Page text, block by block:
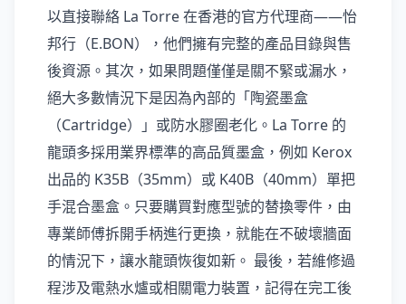
以直接聯絡 La Torre 在香港的官方代理商——怡
邦行（E.BON），他們擁有完整的產品目錄與售
後資源。其次，如果問題僅僅是關不緊或漏水，
絕大多數情況下是因為內部的「陶瓷墨盒
（Cartridge）」或防水膠圈老化。La Torre 的
龍頭多採用業界標準的高品質墨盒，例如 Kerox
出品的 K35B（35mm）或 K40B（40mm）單把
手混合墨盒。只要購買對應型號的替換零件，由
專業師傅拆開手柄進行更換，就能在不破壞牆面
的情況下，讓水龍頭恢復如新。 最後，若維修過
程涉及電熱水爐或相關電力裝置，記得在完工後